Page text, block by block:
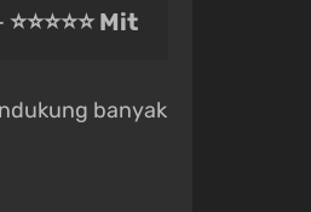
⭐⭐⭐⭐⭐ Mit
banyak